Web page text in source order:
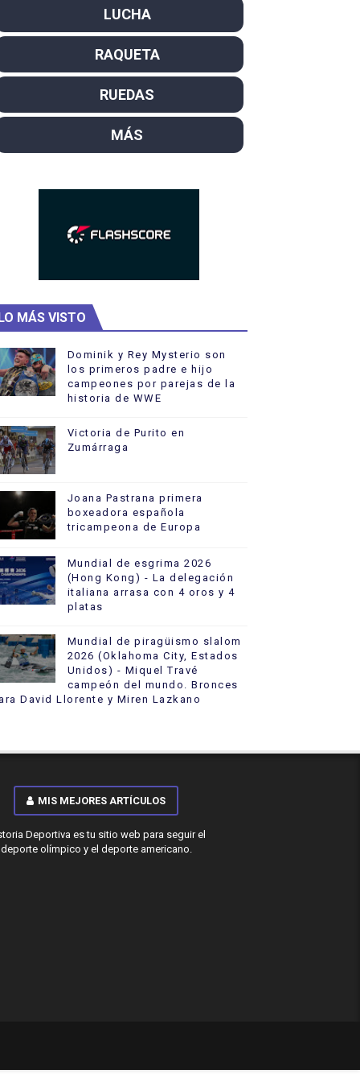
los más laureados
como campeón
en plataforma. 5 orazos para Chiara Pellacani,
LUCHA
RAQUETA
RUEDAS
MÁS
MÁS VISTO
Dominik y Rey Mysterio son
los primeros padre e hijo
campeones por parejas de la
historia de WWE
Victoria de Purito en
Zumárraga
Joana Pastrana primera
boxeadora española
tricampeona de Europa
Mundial de esgrima 2026
(Hong Kong) - La delegación
italiana arrasa con 4 oros y 4
platas
Mundial de piragüismo slalom
2026 (Oklahoma City, Estados
Unidos) - Miquel Travé
campeón del mundo. Bronces
David Llorente y Miren Lazkano
MIS MEJORES ARTÍCULOS
Deportiva es tu sitio web para seguir el
deporte olímpico y el deporte americano.